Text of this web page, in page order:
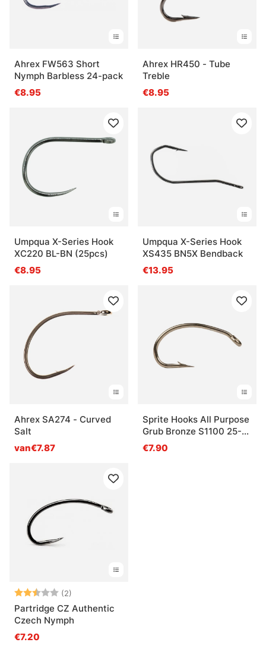
Ahrex FW563 Short
Nymph Barbless 24-pack
€8.95
Ahrex HR450 - Tube
Treble
€8.95
Umpqua X-Series Hook
XC220 BL-BN (25pcs)
€8.95
Umpqua X-Series Hook
XS435 BN5X Bendback
€13.95
Ahrex SA274 - Curved
Salt
van€7.87
Sprite Hooks All Purpose
Grub Bronze S1100 25-
pack
€7.90
Beoordeling:
(2)
Partridge CZ Authentic
Czech Nymph
€7.20